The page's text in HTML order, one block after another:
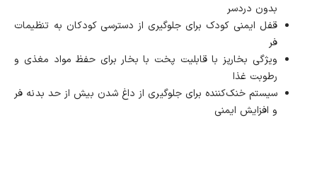
بدون دردسر
قفل ایمنی کودک برای جلوگیری از دسترسی کودکان به تنظیمات
فر
ویژگی بخارپز با قابلیت پخت با بخار برای حفظ مواد مغذی و
رطوبت غذا
سیستم خنک‌کننده برای جلوگیری از داغ شدن بیش از حد بدنه فر
و افزایش ایمنی